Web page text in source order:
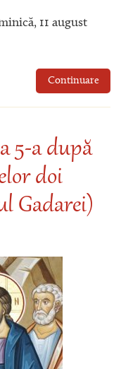
11 august
Continuare
5-a după
doi
Gadarei)